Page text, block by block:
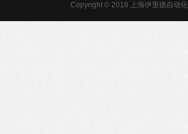
Copyright © 2018 上海伊里德自动